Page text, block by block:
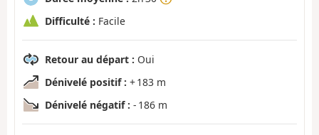
Difficulté : Facile
Retour au départ : Oui
Dénivelé positif : + 183 m
Dénivelé négatif : - 186 m